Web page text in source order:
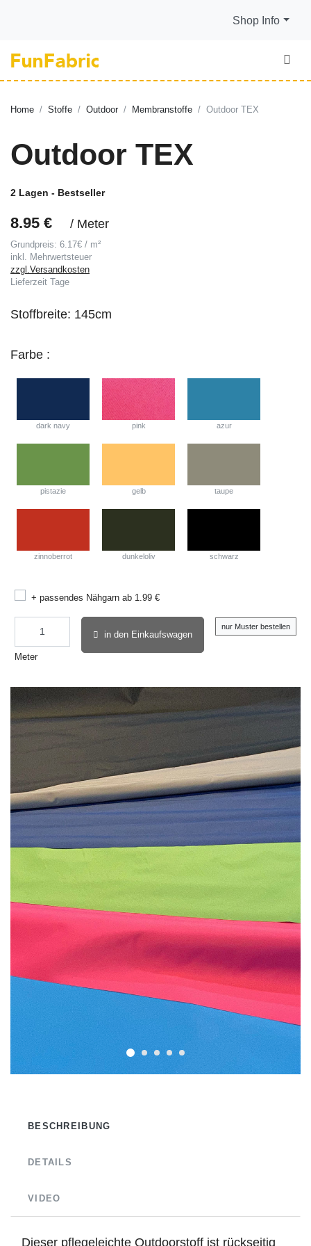
Shop Info
Home Stoffe Outdoor Membranstoffe Outdoor TEX
Outdoor TEX
2 Lagen - Bestseller
8.95 € / Meter
Grundpreis: 6.17€ / m²
inkl. Mehrwertsteuer
zzgl.Versandkosten
Lieferzeit
Tage
Stoffbreite: 145cm
Farbe :
dark navy pink azur
pistazie gelb taupe
zinnoberrot dunkeloliv schwarz
+ passendes Nähgarn ab 1.99 €
Meter
in den Einkaufswagen
nur Muster bestellen
BESCHREIBUNG
DETAILS
VIDEO
Dieser pflegeleichte Outdoorstoff ist rückseitig